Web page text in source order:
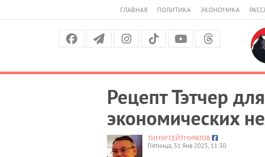
ГЛАВНАЯ ПОЛИТИКА ЭКОНОМИКА
Рецепт Тэтчер
экономических
ТИМУР СЕЙТМУРАТОВ
Пятница, 31 Янв 2025, 11:30